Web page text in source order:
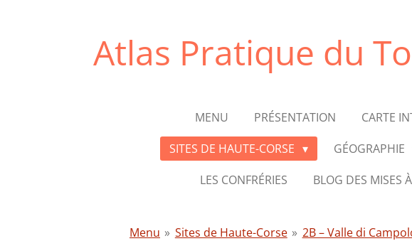
Atlas Pratique du
MENU PRÉSENTATION CARTE
SITES DE HAUTE-CORSE
GÉOGRAPHIE
LES CONFRÉRIES
BLOG DES MISES
Menu » Sites de Haute-Corse » 2B – Valle di